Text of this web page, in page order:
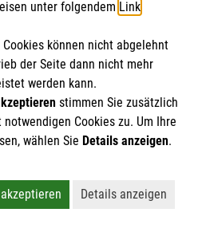
ist als eingetragene
von der Körperschaft- und
unter folgendem Link.
können nicht abgelehnt
der Seite dann nicht mehr
werden kann.
stimmen Sie zusätzlich
Cookies zu. Um Ihre
wählen Sie Details anzeigen.
Details anzeigen